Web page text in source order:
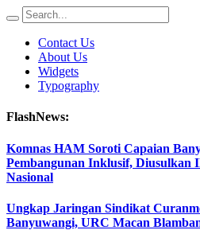
Contact Us
About Us
Widgets
Typography
FlashNews:
Komnas HAM Soroti Capaian
Pembangunan Inklusif, Diusulkan
Nasional
Ungkap Jaringan Sindikat
Banyuwangi, URC Macan